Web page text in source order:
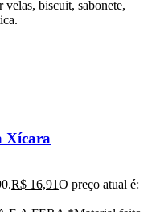
biscuit, sabonete,
Xícara
R$ 16,91O preço atual é: